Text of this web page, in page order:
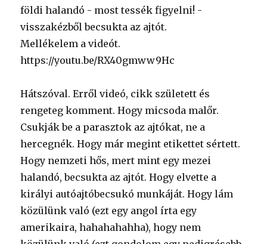
földi halandó - most tessék figyelni! -
visszakézből becsukta az ajtót.
Mellékelem a videót.
https://youtu.be/RX40gmww9Hc
Hátszóval. Erről videó, cikk született és
rengeteg komment. Hogy micsoda malőr.
Csukják be a parasztok az ajtókat, ne a
hercegnék. Hogy már megint etikettet sértett.
Hogy nemzeti hős, mert mint egy mezei
halandó, becsukta az ajtót. Hogy elvette a
királyi autóajtóbecsukó munkáját. Hogy lám
közülünk való (ezt egy angol írta egy
amerikaira, hahahahahha), hogy nem